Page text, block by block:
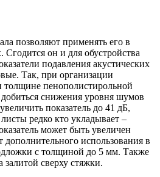
позволяют применять его в
он и для обустройства
подавления акустических
Так, при организации
пенополистирольной
снижения уровня шумов
показатель до 41 дБ,
редко кто укладывает –
может быть увеличен
дополнительного использования в
с толщиной до 5 мм. Также
сверху стяжки.